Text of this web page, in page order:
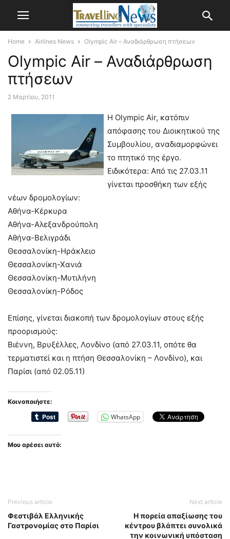
Home Airlines News Olympic Air – Αναδιάρθρωση πτήσεων
Olympic Air – Αναδιάρθρωση
πτήσεων
2 Μαρτίου, 2011
Η Olympic Air, κατόπιν
απόφασης του Διοικητικού της
Συμβουλίου, αναδιαμορφώνει
το πτητικό της έργο.
Ειδικότερα: Από τις 27.03.11
γίνεται προσθήκη των εξής
νέων δρομολογίων:
Αθήνα-Κέρκυρα
Αθήνα-Αλεξανδρούπολη
Αθήνα-Βελιγράδι
Θεσσαλονίκη-Ηράκλειο
Θεσσαλονίκη-Χανιά
Θεσσαλονίκη-Μυτιλήνη
Θεσσαλονίκη-Ρόδος
Επίσης, γίνεται διακοπή των δρομολογίων στους εξής
προορισμούς:
Βιέννη, Βρυξέλλες, Λονδίνο (από 27.03.11, οπότε θα
τερματιστεί και η πτήση Θεσσαλονίκη – Λονδίνο), και
Παρίσι (από 02.05.11)
Κοινοποιήστε:
WhatsApp
Μου αρέσει αυτό:
Previous article
Φεστιβάλ Ελληνικής
Γαστρονομίας στο Παρίσι
Next article
H πορεία απαξίωσης του
κέντρου βλάπτει συνολικά
την κοινωνική υπόσταση